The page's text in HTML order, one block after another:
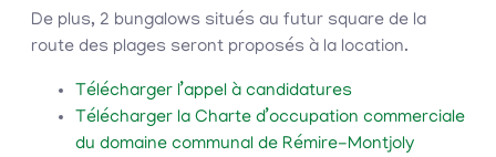
De plus, 2 bungalows situés au futur square de la
route des plages seront proposés à la location.
Télécharger l’appel à candidatures
Télécharger la Charte d’occupation commerciale
du domaine communal de Rémire-Montjoly